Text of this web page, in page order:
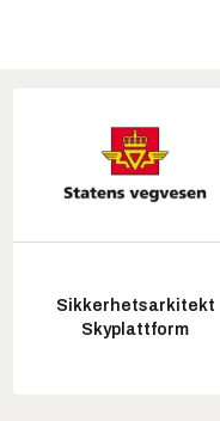
Sikkerhetsarkitekt
Skyplattform